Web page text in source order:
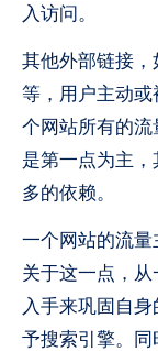
入访问。
其他外部链接
等，用户主动
个网站所有的
是第一点为主
多的依赖。
一个网站的流量
关于这一点，
入手来巩固自
予搜索引擎。